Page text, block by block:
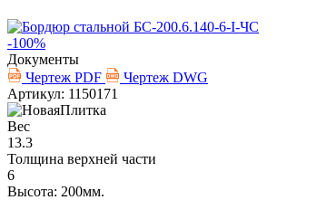
-100%
Документы
Чертеж PDF
Чертеж DWG
Артикул: 1150171
Вес
13.3
Толщина верхней части
6
Высота: 200мм.